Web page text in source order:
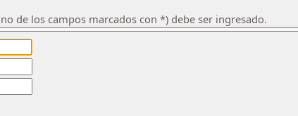
de los campos marcados con *) debe ser ingresado.